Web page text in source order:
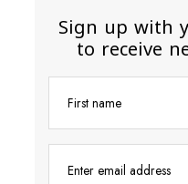
Sign up with
to receive
First name
Enter email address